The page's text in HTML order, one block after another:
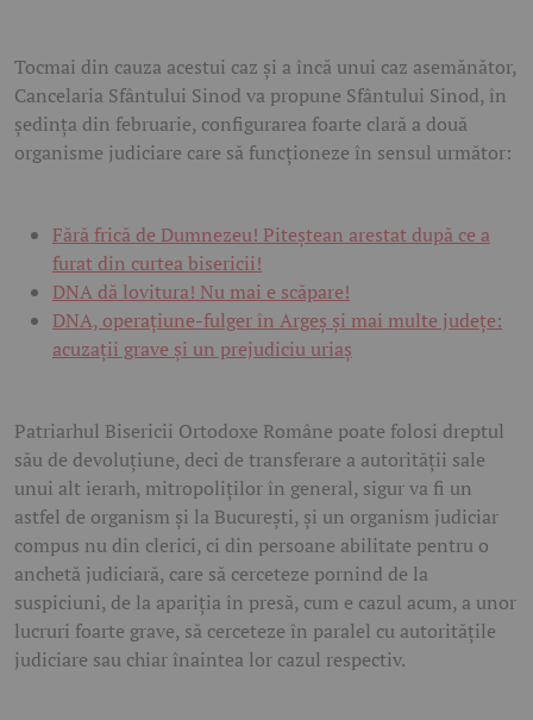
Tocmai din cauza acestui caz şi a încă unui caz asemănător,
Cancelaria Sfântului Sinod va propune Sfântului Sinod, în
şedinţa din februarie, configurarea foarte clară a două
organisme judiciare care să funcţioneze în sensul următor:
Fără frică de Dumnezeu! Piteștean arestat după ce a
furat din curtea bisericii!
DNA dă lovitura! Nu mai e scăpare!
DNA, operațiune-fulger în Argeș și mai multe județe:
acuzații grave și un prejudiciu uriaș
Patriarhul Bisericii Ortodoxe Române poate folosi dreptul
său de devoluţiune, deci de transferare a autorităţii sale
unui alt ierarh, mitropoliţilor în general, sigur va fi un
astfel de organism şi la Bucureşti, şi un organism judiciar
compus nu din clerici, ci din persoane abilitate pentru o
anchetă judiciară, care să cerceteze pornind de la
suspiciuni, de la apariţia în presă, cum e cazul acum, a unor
lucruri foarte grave, să cerceteze în paralel cu autorităţile
judiciare sau chiar înaintea lor cazul respectiv.